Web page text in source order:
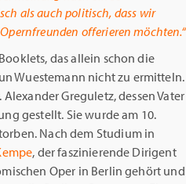
als auch politisch, dass wir
offerieren möchten.“
das allein schon die
Wuestemann nicht zu ermitteln.
Greguletz, dessen Vater
gestellt. Sie wurde am 10.
Nach dem Studium in
, der faszinierende Dirigent
Oper in Berlin gehört und